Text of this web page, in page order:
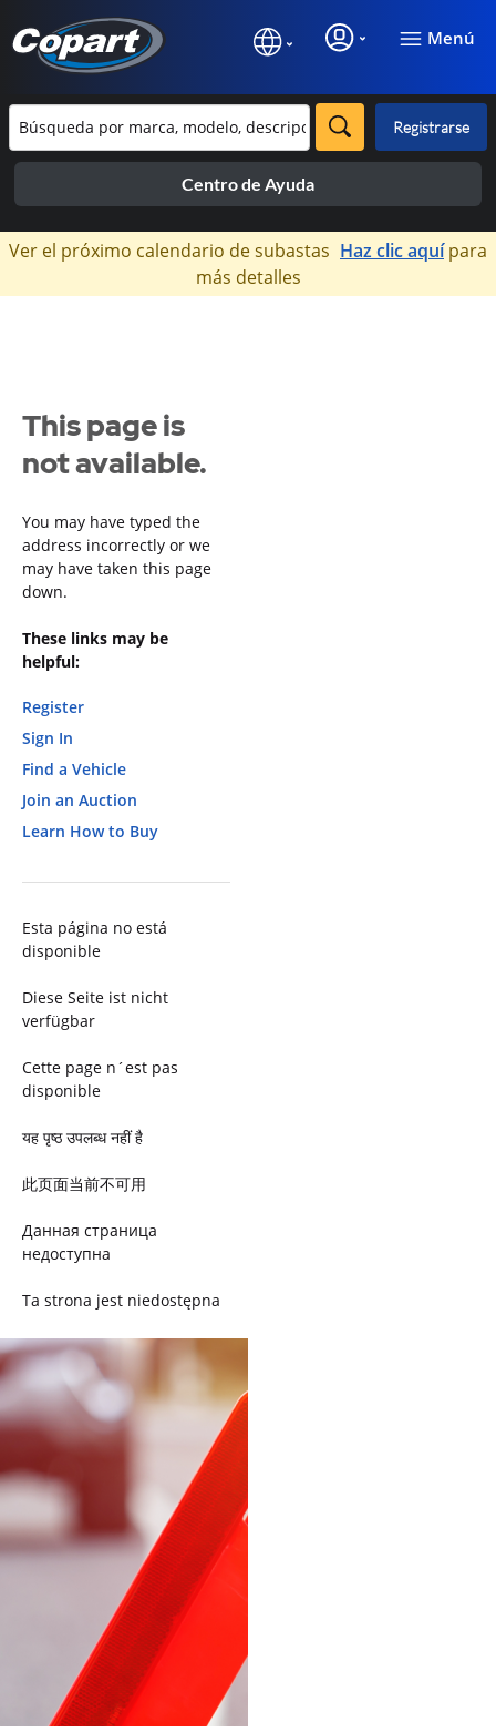
Menú
Registrarse
Centro de Ayuda
×
Ver el próximo calendario de subastas Haz clic aquípara
más detalles
This page is
not available.
You may have typed the
address incorrectly or we
may have taken this page
down.
These links may be
helpful:
Register
Sign In
Find a Vehicle
Join an Auction
Learn How to Buy
Esta página no está
disponible
Diese Seite ist nicht
verfügbar
Cette page n´est pas
disponible
यह पृष्ठ उपलब्ध नहीं है
此页面当前不可用
Данная страница
недоступна
Ta strona jest niedostępna
Trang này không có
Esta página não está
disponível
このページは現在利用できま
せん
Pagina non disponibile
هذه الصفحة غير متوفرة